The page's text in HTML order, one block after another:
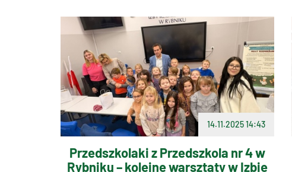
14.11.2025 14:43
Przedszkolaki z Przedszkola nr 4 w
Rybniku – kolejne warsztaty w Izbie